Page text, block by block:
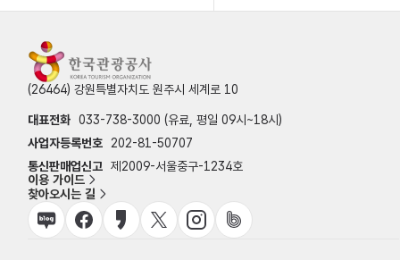
(26464) 강원특별자치도 원주시 세계로 10
대표전화 033-738-3000 (유료, 평일 09시~18시)
사업자등록번호 202-81-50707
통신판매업신고 제2009-서울중구-1234호
이용 가이드
찾아오시는 길